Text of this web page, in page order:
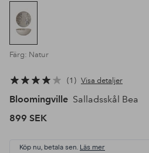
Färg: Natur
1 Visa detaljer
Bloomingville Salladsskål Bea
899 SEK
Köp nu, betala sen. Läs mer